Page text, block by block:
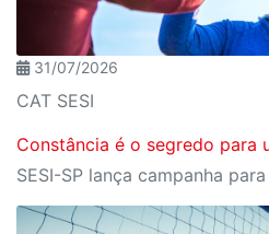
31/07/2026
CAT SESI
Constância é o segredo para